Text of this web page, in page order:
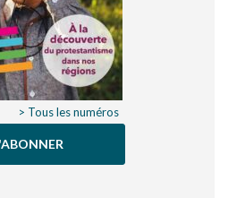
> Tous les numéros